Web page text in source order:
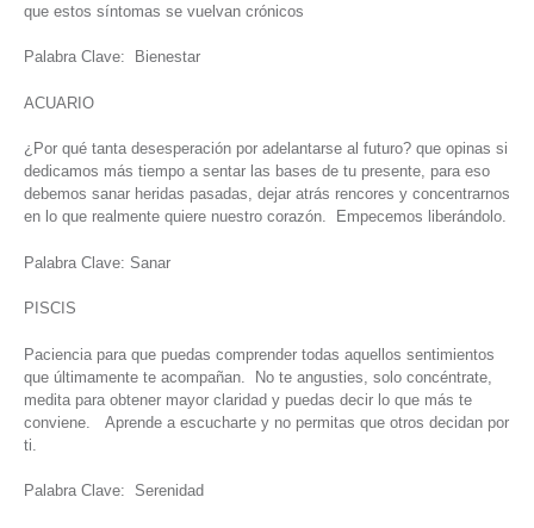
que estos síntomas se vuelvan crónicos
Palabra Clave: Bienestar
ACUARIO
¿Por qué tanta desesperación por adelantarse al futuro? que opinas si
dedicamos más tiempo a sentar las bases de tu presente, para eso
debemos sanar heridas pasadas, dejar atrás rencores y concentrarnos
en lo que realmente quiere nuestro corazón. Empecemos liberándolo.
Palabra Clave: Sanar
PISCIS
Paciencia para que puedas comprender todas aquellos sentimientos
que últimamente te acompañan. No te angusties, solo concéntrate,
medita para obtener mayor claridad y puedas decir lo que más te
conviene. Aprende a escucharte y no permitas que otros decidan por
ti.
Palabra Clave: Serenidad